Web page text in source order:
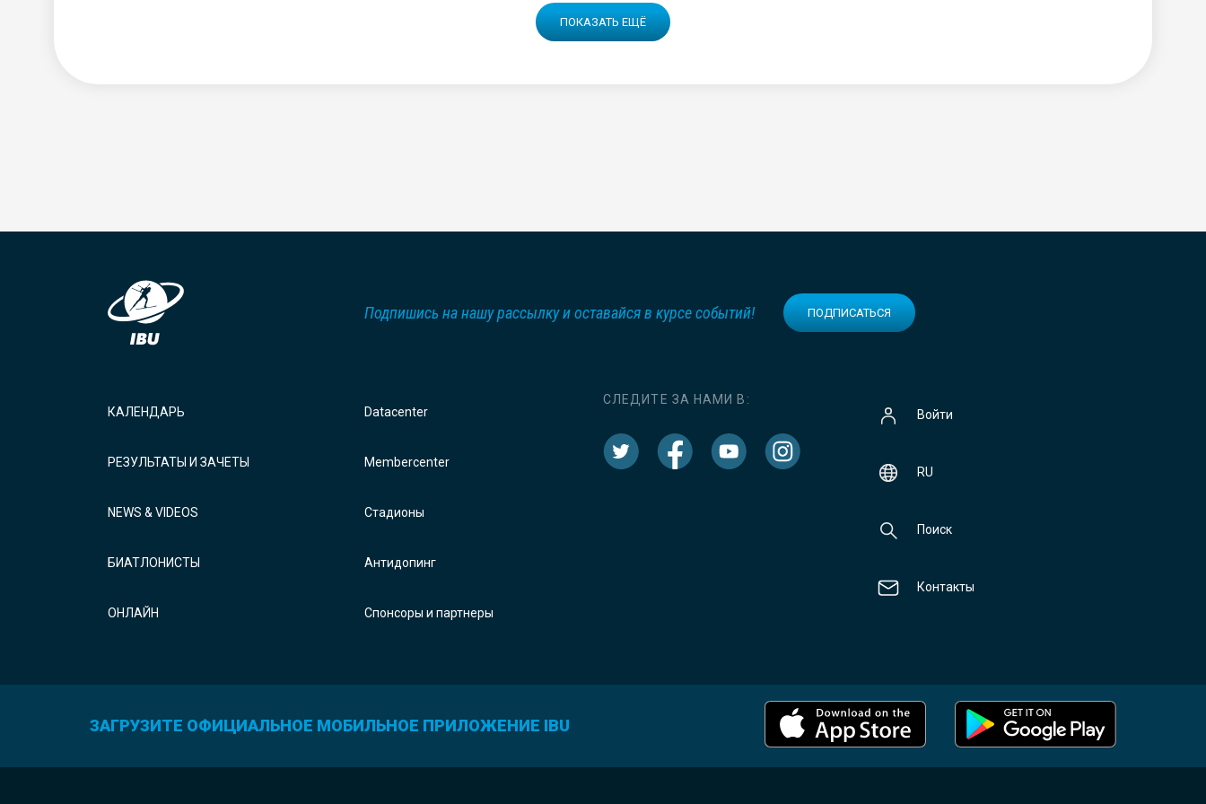
ПОКАЗАТЬ ЕЩЁ
Подпишись на нашу рассылку и оставайся в курсе событий! ПОДПИСАТЬСЯ
КАЛЕНДАРЬ
РЕЗУЛЬТАТЫ И ЗАЧЕТЫ
NEWS & VIDEOS
БИАТЛОНИСТЫ
ОНЛАЙН
Datacenter
Membercenter
Стадионы
Антидопинг
Спонсоры и партнеры
СЛЕДИТЕ ЗА НАМИ В:
Войти
RU
Поиск
Контакты
ЗАГРУЗИТЕ ОФИЦИАЛЬНОЕ МОБИЛЬНОЕ ПРИЛОЖЕНИЕ IBU